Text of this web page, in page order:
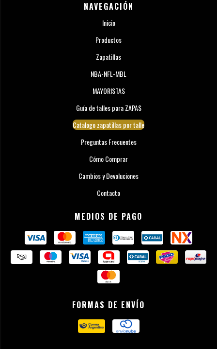
NAVEGACIÓN
Inicio
Productos
Zapatillas
NBA-NFL-MBL
MAYORISTAS
Guía de talles para ZAPAS
Catalogo zapatillas por talle
Preguntas Frecuentes
Cómo Comprar
Cambios y Devoluciones
Contacto
MEDIOS DE PAGO
FORMAS DE ENVÍO